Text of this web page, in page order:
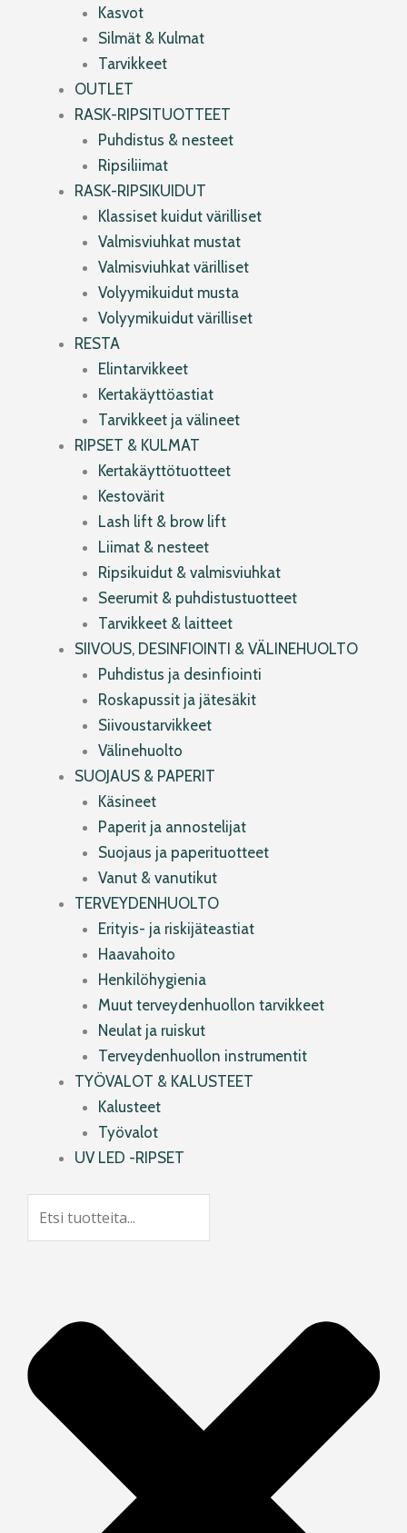
Kasvot
Silmät & Kulmat
Tarvikkeet
OUTLET
RASK-RIPSITUOTTEET
Puhdistus & nesteet
Ripsiliimat
RASK-RIPSIKUIDUT
Klassiset kuidut värilliset
Valmisviuhkat mustat
Valmisviuhkat värilliset
Volyymikuidut musta
Volyymikuidut värilliset
RESTA
Elintarvikkeet
Kertakäyttöastiat
Tarvikkeet ja välineet
RIPSET & KULMAT
Kertakäyttötuotteet
Kestovärit
Lash lift & brow lift
Liimat & nesteet
Ripsikuidut & valmisviuhkat
Seerumit & puhdistustuotteet
Tarvikkeet & laitteet
SIIVOUS, DESINFIOINTI & VÄLINEHUOLTO
Puhdistus ja desinfiointi
Roskapussit ja jätesäkit
Siivoustarvikkeet
Välinehuolto
SUOJAUS & PAPERIT
Käsineet
Paperit ja annostelijat
Suojaus ja paperituotteet
Vanut & vanutikut
TERVEYDENHUOLTO
Erityis- ja riskijäteastiat
Haavahoito
Henkilöhygienia
Muut terveydenhuollon tarvikkeet
Neulat ja ruiskut
Terveydenhuollon instrumentit
TYÖVALOT & KALUSTEET
Kalusteet
Työvalot
UV LED -RIPSET